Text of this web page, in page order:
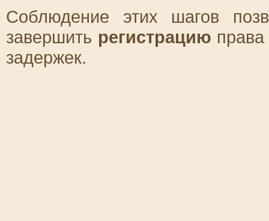
Соблюдение этих шагов
завершить регистрацию
задержек.